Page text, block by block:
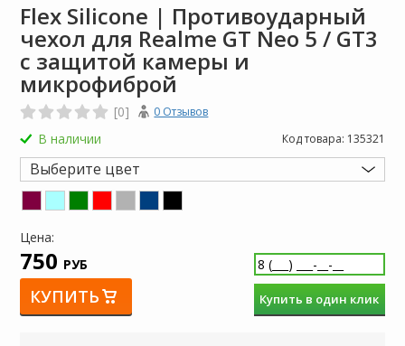
Flex Silicone | Противоударный
чехол для Realme GT Neo 5 / GT3
с защитой камеры и
микрофиброй
[0] 0 Отзывов
В наличии Код товара: 135321
Выберите цвет
Цена:
750 РУБ
КУПИТЬ Купить в один клик